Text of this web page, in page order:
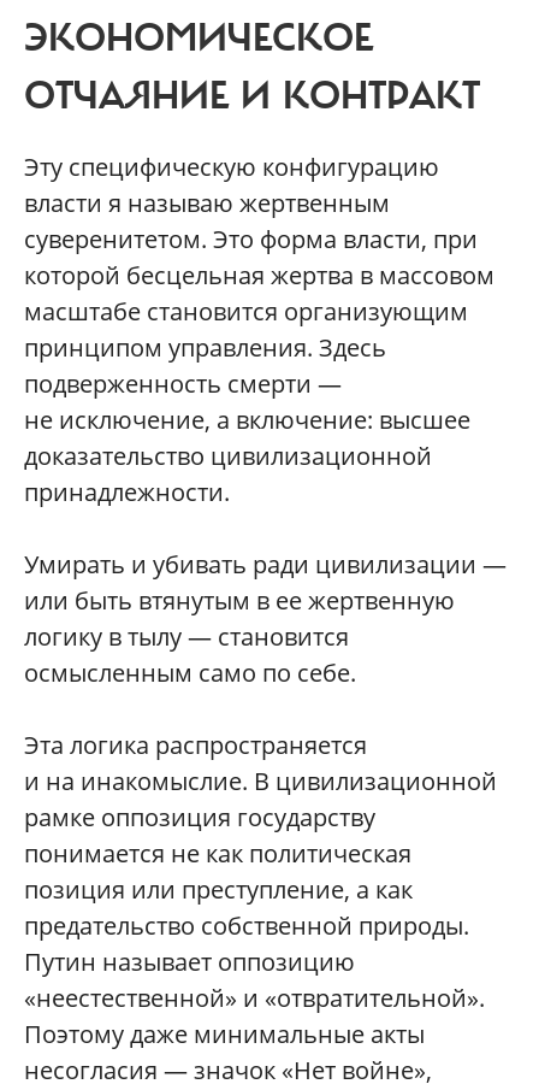
ЭКОНОМИЧЕСКОЕ
ОТЧАЯНИЕ И КОНТРАКТ
Эту специфическую конфигурацию
власти я называю жертвенным
суверенитетом. Это форма власти, при
которой бесцельная жертва в массовом
масштабе становится организующим
принципом управления. Здесь
подверженность смерти —
не исключение, а включение: высшее
доказательство цивилизационной
принадлежности.
Умирать и убивать ради цивилизации —
или быть втянутым в ее жертвенную
логику в тылу — становится
осмысленным само по себе.
Эта логика распространяется
и на инакомыслие. В цивилизационной
рамке оппозиция государству
понимается не как политическая
позиция или преступление, а как
предательство собственной природы.
Путин называет оппозицию
«неестественной» и «отвратительной».
Поэтому даже минимальные акты
несогласия — значок «Нет войне»,